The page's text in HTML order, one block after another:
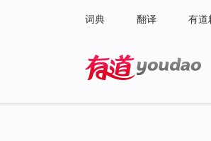
词典 翻译 有道